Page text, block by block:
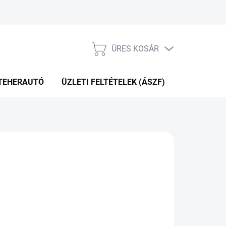
KOSÁR
ÜRES KOSÁR
ÜZLETI FELTÉTELEK (ÁSZF)